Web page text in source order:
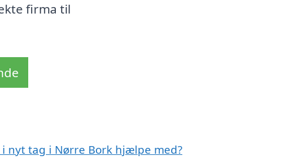
firma til
nyt tag i Nørre Bork hjælpe med?